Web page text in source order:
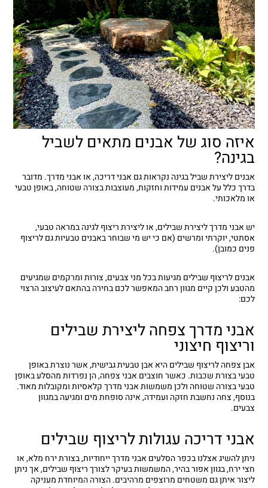
איזה סוג של אבנים מתאים לשביל
בגינה?
אבנים ליצירת שביל בגינה נקראות גם אבני דריכה, או אבני מדרך. מדובר
בדרך כלל על אבנים עמידות וחזקות, מעוצבות בצורה שטוחה, באופן טבעי
או מלאכותי.
יש אבני מדרך ליצירת שבילים, או ליצירת ריצוף לגינה במראה טבעי,
אסתטי, יוקרתי ומרשים (אם כי יש מי שבוחר באבנים טבעיות גם לריצוף
פנים כמובן).
אבנים לריצוף שבילים מגיעות בכל מני צבעים, צורות ומרקמים שמגיעים
מהטבע ולכן קיים מגוון רחב המאפשר לכם בחירה בהתאם לעיצוב הרצוי
לכם:
אבני מדרך צפחה ליצירת שבילים
וריצוף חיצוני
אבן צפחה לריצוף שבילים היא אבן טבעית גבישית, אשר נוצרת באופן
טבעי בצורת שכבות. כאשר חוצבים אבני צפחה, הן נפרדות מהסלע באופן
טבעי בצורה שטוחה ולכן משמשות אבני מדרך קלאסיות ומקובלות מאוד.
בנוסף, צחה נחשבת חזקה ועמידה, אינה סופחת מים ומגיעה במגוון
צבעים.
אבני דריכה עגולות לריצוף שבילים
ניתן להשיג אצלנו בכפר הסלעים אבני מדרך ייחודיות, בצורת ירח מלא, או
חצי ירח, בגוון אפור בהיר, המשמשות בעיקר לצורך ריצוף שבילים, אך ניתן
ליצור איתן גם משטחים מרוצפים מרהיבים. הצורה המיוחדת מעניקה